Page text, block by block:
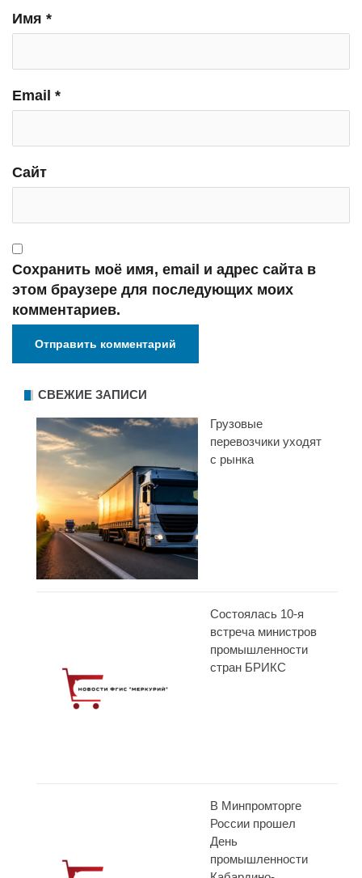
Имя *
Email *
Сайт
Сохранить моё имя, email и адрес сайта в
этом браузере для последующих моих
комментариев.
СВЕЖИЕ ЗАПИСИ
Грузовые
перевозчики уходят
с рынка
Состоялась 10-я
встреча министров
промышленности
стран БРИКС
В Минпромторге
России прошел
День
промышленности